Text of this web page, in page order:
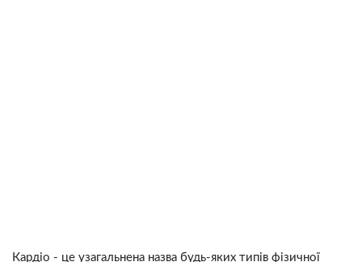
Кардіо - це узагальнена назва будь-яких типів фізичної